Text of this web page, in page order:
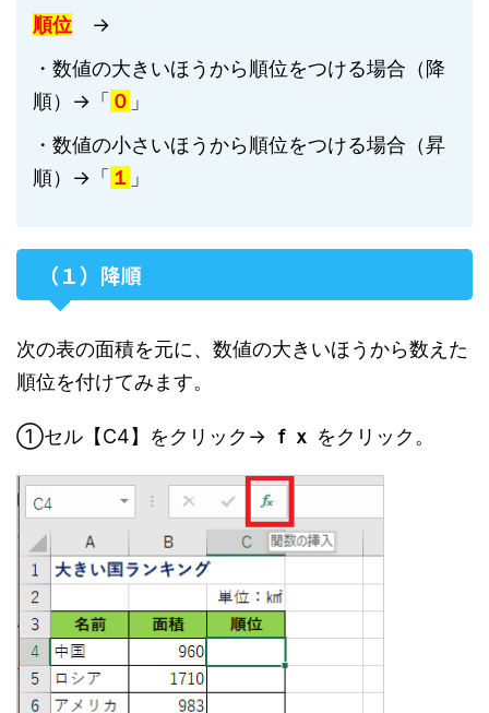
順位 →
・数値の大きいほうから順位をつける場合（降
順）→「 ０ 」
・数値の小さいほうから順位をつける場合（昇
順）→「 １ 」
（１）降順
次の表の面積を元に、数値の大きいほうから数えた
順位を付けてみます。
①セル【C4】をクリック→ ｆｘ をクリック。